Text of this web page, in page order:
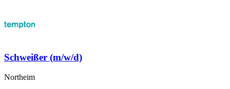
Schweißer (m/w/d)
Northeim